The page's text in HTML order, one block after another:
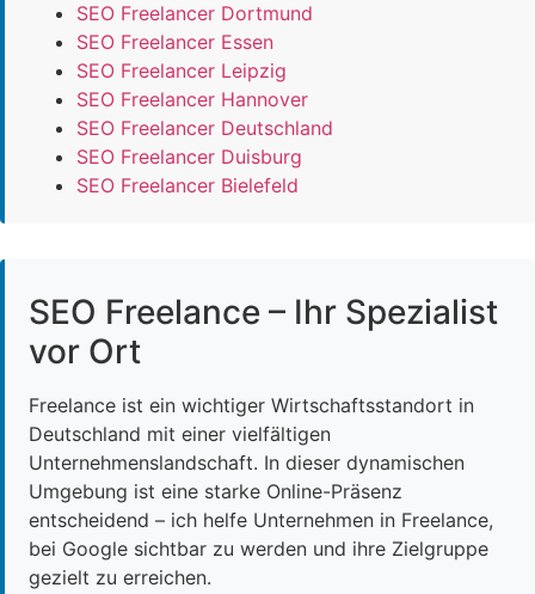
SEO Freelancer Dortmund
SEO Freelancer Essen
SEO Freelancer Leipzig
SEO Freelancer Hannover
SEO Freelancer Deutschland
SEO Freelancer Duisburg
SEO Freelancer Bielefeld
SEO Freelance – Ihr Spezialist
vor Ort
Freelance ist ein wichtiger Wirtschaftsstandort in
Deutschland mit einer vielfältigen
Unternehmenslandschaft. In dieser dynamischen
Umgebung ist eine starke Online-Präsenz
entscheidend – ich helfe Unternehmen in Freelance,
bei Google sichtbar zu werden und ihre Zielgruppe
gezielt zu erreichen.